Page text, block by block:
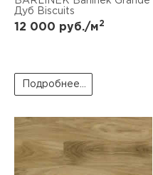
Дуб Biscuits
12 000 руб./м2
Подробнее...